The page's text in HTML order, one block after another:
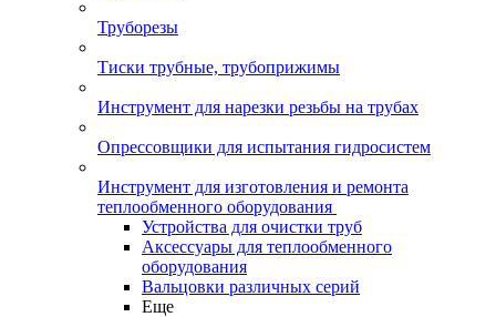
Труборезы
Тиски трубные, трубоприжимы
Инструмент для нарезки резьбы на трубах
Опрессовщики для испытания гидросистем
Инструмент для изготовления и ремонта
теплообменного оборудования
Устройства для очистки труб
Аксессуары для теплообменного
оборудования
Вальцовки различных серий
Еще